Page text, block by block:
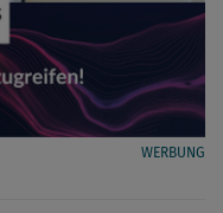
WERBUNG